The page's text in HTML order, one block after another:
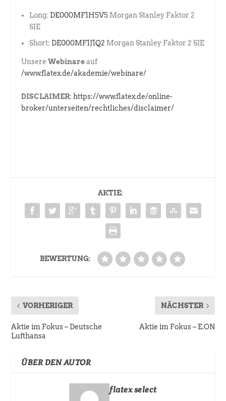
Long: DE000MF1H5V5 Morgan Stanley Faktor 2
SIE
Short: DE000MF1J1Q2 Morgan Stanley Faktor 2 SIE
UnsereWebinareauf
/www.flatex.de/akademie/webinare/
DISCLAIMER: https://www.flatex.de/online-
broker/unterseiten/rechtliches/disclaimer/
AKTIE:
BEWERTUNG:
VORHERIGER
Aktie im Fokus – Deutsche
Lufthansa
NÄCHSTER
Aktie im Fokus – E.ON
ÜBER DEN AUTOR
flatex select